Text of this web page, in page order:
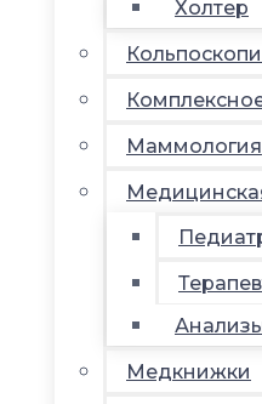
Холтер
Маммология
Медкнижки